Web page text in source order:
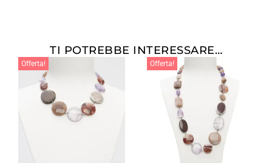
TI POTREBBE INTERESSARE…
Offerta! Offerta!